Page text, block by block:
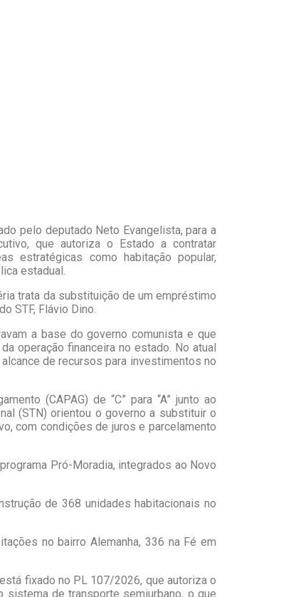
pelo deputado Neto Evangelista, para a
que autoriza o Estado a contratar
estratégicas como habitação popular,
estadual.
trata da substituição de um empréstimo
STF, Flávio Dino.
a base do governo comunista e que
operação financeira no estado. No atual
de recursos para investimentos no
(CAPAG) de “C” para “A” junto ao
(STN) orientou o governo a substituir o
com condições de juros e parcelamento
Pró-Moradia, integrados ao Novo
de 368 unidades habitacionais no
no bairro Alemanha, 336 na Fé em
fixado no PL 107/2026, que autoriza o
de transporte semiurbano, o que